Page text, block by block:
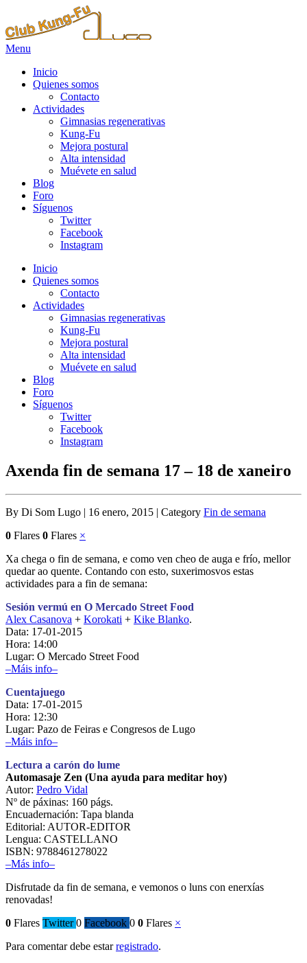
Menu
Inicio
Quienes somos
Contacto
Actividades
Gimnasias regenerativas
Kung-Fu
Mejora postural
Alta intensidad
Muévete en salud
Blog
Foro
Síguenos
Twitter
Facebook
Instagram
Inicio
Quienes somos
Contacto
Actividades
Gimnasias regenerativas
Kung-Fu
Mejora postural
Alta intensidad
Muévete en salud
Blog
Foro
Síguenos
Twitter
Facebook
Instagram
Axenda fin de semana 17 – 18 de xaneiro
By Di Som Lugo | 16 enero, 2015 | Category Fin de semana
0 Flares 0 Flares ×
Xa chega o fin de semana, e como ven cheo de auga e frío, mellor
quedar ao quente. Contando con esto, suxerimosvos estas
actividades para a fin de semana:
Sesión vermú en O Mercado Street Food
Alex Casanova + Korokati + Kike Blanko.
Data: 17-01-2015
Hora: 14:00
Lugar: O Mercado Street Food
–Máis info–
Cuentajuego
Data: 17-01-2015
Hora: 12:30
Lugar: Pazo de Feiras e Congresos de Lugo
–Máis info–
Lectura a carón do lume
Automasaje Zen (Una ayuda para meditar hoy)
Autor: Pedro Vidal
Nº de páxinas: 160 págs.
Encuadernación: Tapa blanda
Editorial: AUTOR-EDITOR
Lengua: CASTELLANO
ISBN: 9788461278022
–Más info–
Disfrutade da fin de semana, e vemonos o luns con enerxías
renovadas!
0 Flares Twitter 0 Facebook 0 0 Flares ×
Para comentar debe estarregistrado.